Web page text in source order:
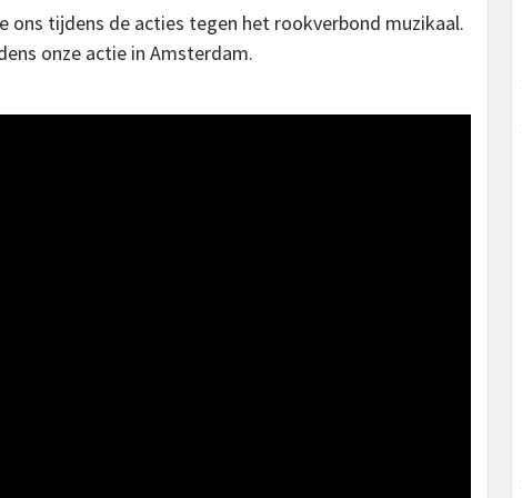
ons tijdens de acties tegen het rookverbond muzikaal.
onze actie in Amsterdam.